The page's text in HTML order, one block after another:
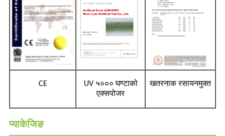
CE
UV ५००० घण्टाको
एक्सपोजर
खतरनाक रसायनमुक्त
प्याकेजिङ